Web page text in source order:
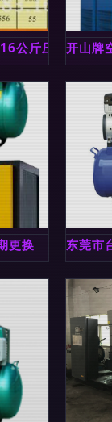
公斤压力、超
开山牌
更换 东莞市